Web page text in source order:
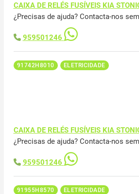
CAIXA DE RELÉS FUSÍVEIS KIA
¿Precisas de ajuda? Contacta-nos
959501246
91742H8010 ELETRICIDADE
CAIXA DE RELÉS FUSÍVEIS KIA
¿Precisas de ajuda? Contacta-nos
959501246
91955H8570 ELETRICIDADE